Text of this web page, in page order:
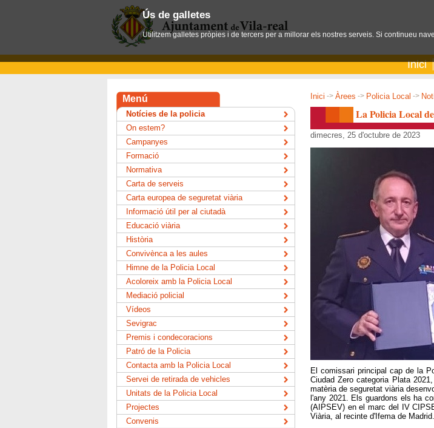
Inici
Inici -> Àrees -> Policia Local ->
La Policia Local
dimecres, 25 d'octubre de 2023
El comissari principal cap de la
Ciudad Zero categoria Plata
matèria de seguretat viària
l'any 2021. Els guardons els ha
(AIPSEV) en el marc del IV
Viària, al recinte d'Ifema de Madrid.
Menú
Notícies de la policia
On estem?
Campanyes
Formació
Normativa
Carta de serveis
Carta europea de seguretat viària
Informació útil per al ciutadà
Educació viària
Història
Convivènca a les aules
Himne de la Policia Local
Acoloreix amb la Policia Local
Mediació policial
Vídeos
Sevigrac
Premis i condecoracions
Patró de la Policia
Contacta amb la Policia Local
Servei de retirada de vehicles
Unitats de la Policia Local
Projectes
Convenis
Ús de galletes
Utilitzem galletes pròpies i de tercers per a millorar els nostres serveis. Si continueu